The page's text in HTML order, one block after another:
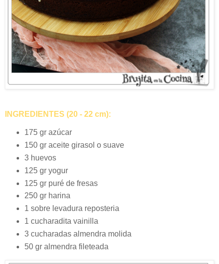
INGREDIENTES (20 - 22 cm):
175 gr azúcar
150 gr aceite girasol o suave
3 huevos
125 gr yogur
125 gr puré de fresas
250 gr harina
1 sobre levadura reposteria
1 cucharadita vainilla
3 cucharadas almendra molida
50 gr almendra fileteada